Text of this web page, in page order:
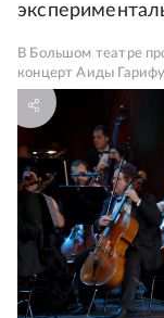
В Большом театре
концерт Аиды